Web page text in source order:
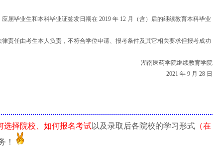
届毕业生和本科毕业证签发日期在 2019 年 12 月（含）后的继续教育本科毕业
责任由考生本人负责，不符合学位申请、报考条件及其它相关要求但报考成功
湖南医药学院继续教育学院
2021 年 9 月 28 日
选择院校、如何报名考试以及录取后各院校的学习形式 （在
！